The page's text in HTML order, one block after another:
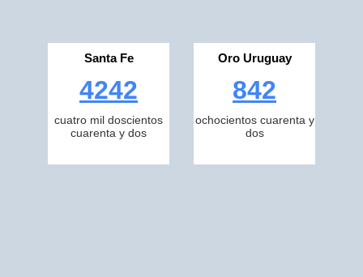
Santa Fe
4242
cuatro mil doscientos
cuarenta y dos
Oro Uruguay
842
ochocientos cuarenta y
dos